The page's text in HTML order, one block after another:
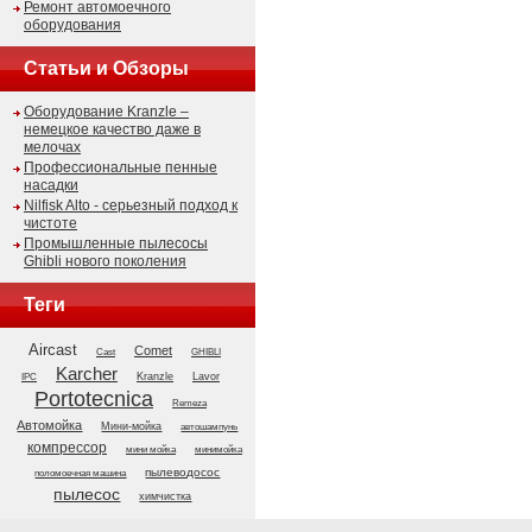
Ремонт автомоечного
оборудования
Статьи и Обзоры
Оборудование Kranzle –
немецкое качество даже в
мелочах
Профессиональные пенные
насадки
Nilfisk Alto - серьезный подход к
чистоте
Промышленные пылесосы
Ghibli нового поколения
Теги
Aircast Cast Comet GHIBLI
IPC Karcher Kranzle Lavor
Portotecnica Remeza
Автомойка Мини-мойка автошампунь
компрессор мини мойка минимойка
поломоечная машина пылеводосос
пылесос химчистка